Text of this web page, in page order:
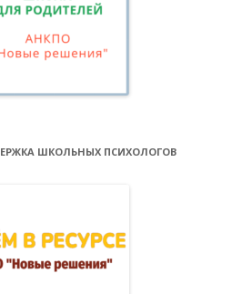
ШКОЛЬНЫХ ПСИХОЛОГОВ